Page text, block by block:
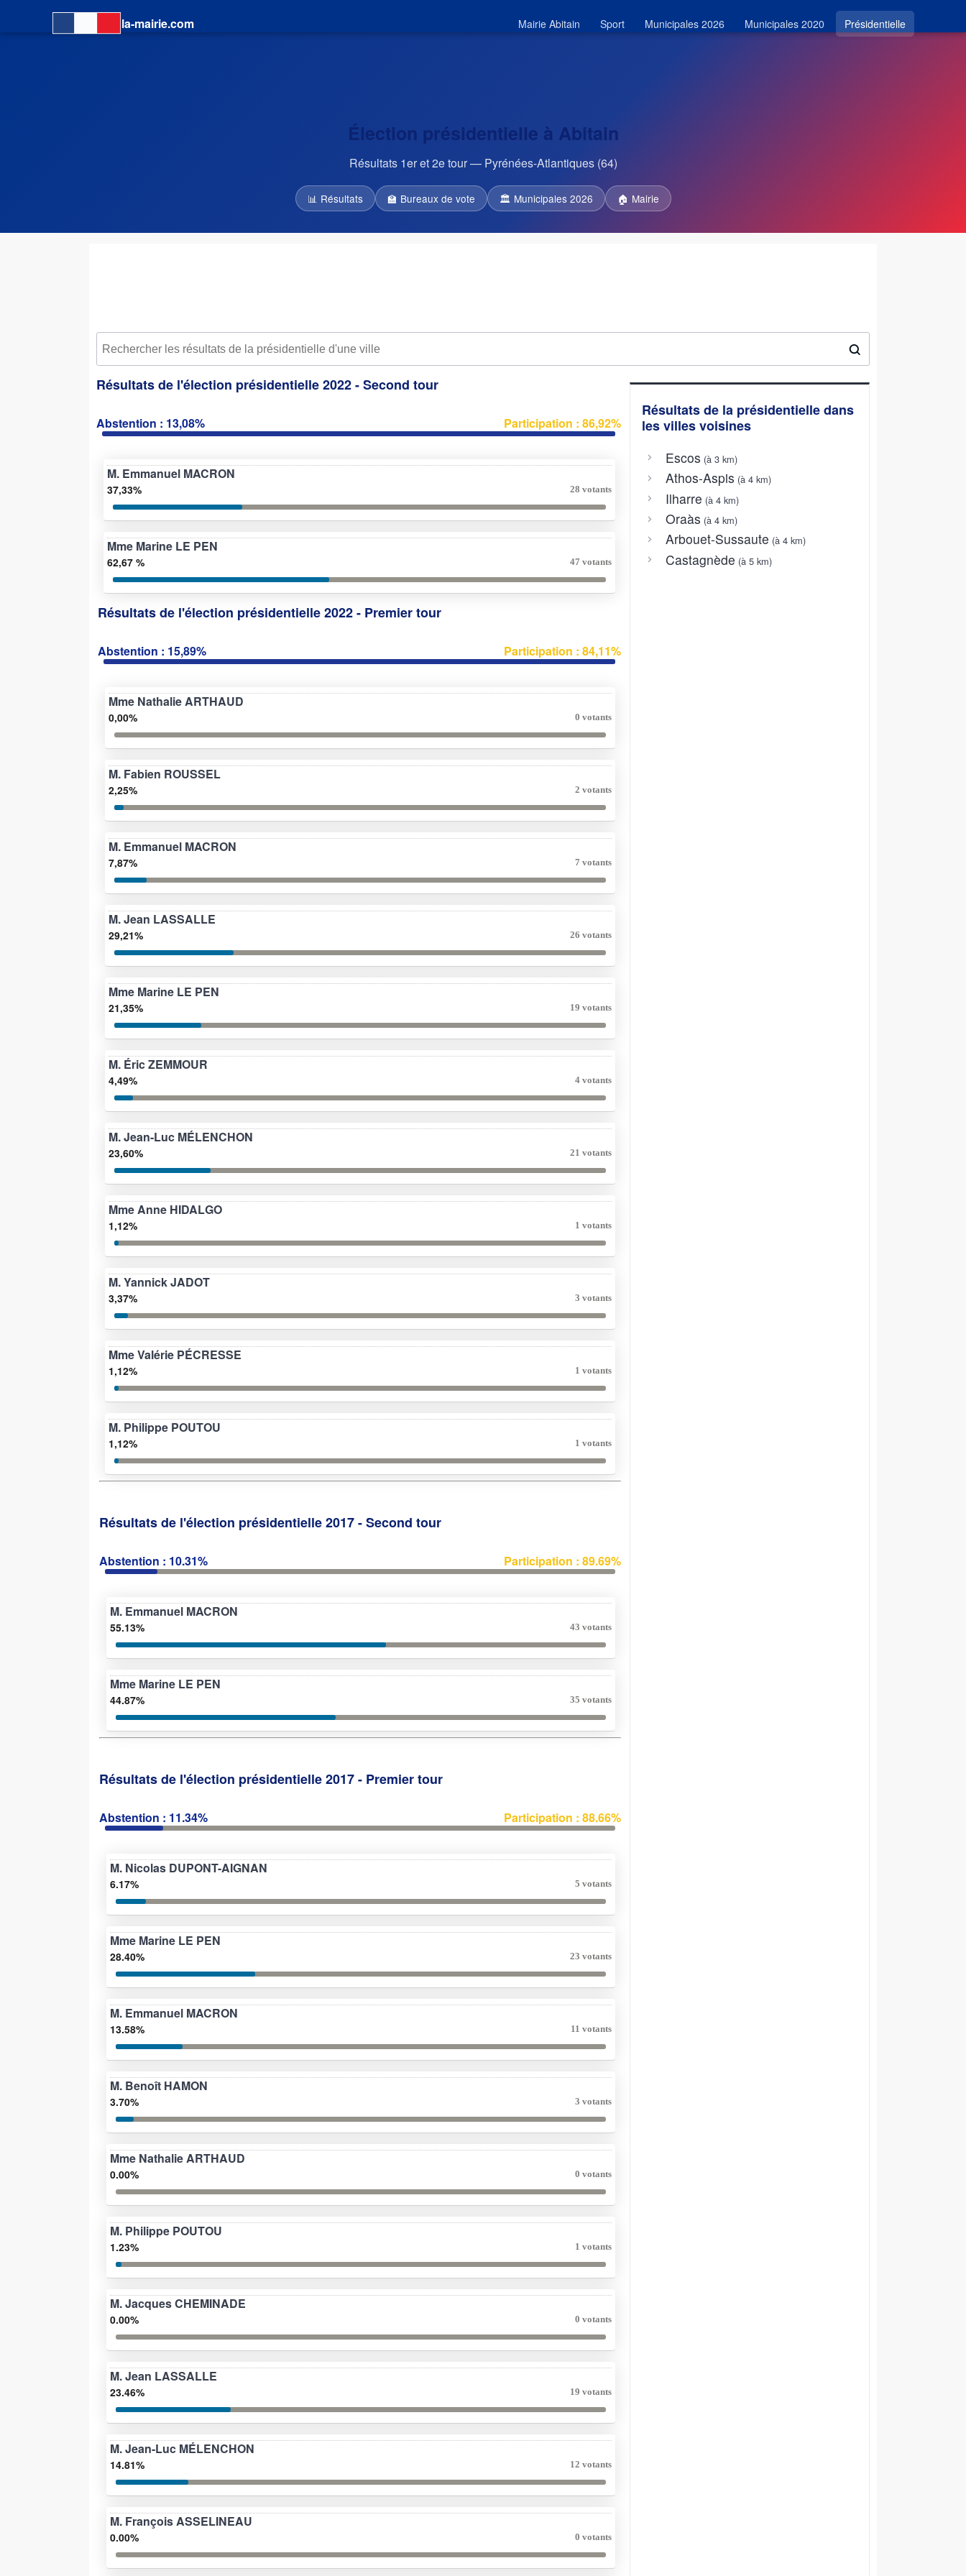
la-mairie.com Mairie Abitain Sport Municipales 2026 Municipales 2020 Présidentielle
Élection présidentielle à Abitain
Résultats 1er et 2e tour — Pyrénées-Atlantiques (64)
📊 Résultats 🏫 Bureaux de vote 🏛 Municipales 2026 🏠 Mairie
Résultats de l'élection présidentielle 2022 - Second tour
Abstention : 13,08% Participation : 86,92%
M. Emmanuel MACRON
37,33% 28 votants
Mme Marine LE PEN
62,67 % 47 votants
Résultats de l'élection présidentielle 2022 - Premier tour
Abstention : 15,89% Participation : 84,11%
Mme Nathalie ARTHAUD
0,00% 0 votants
M. Fabien ROUSSEL
2,25% 2 votants
M. Emmanuel MACRON
7,87% 7 votants
M. Jean LASSALLE
29,21% 26 votants
Mme Marine LE PEN
21,35% 19 votants
M. Éric ZEMMOUR
4,49% 4 votants
M. Jean-Luc MÉLENCHON
23,60% 21 votants
Mme Anne HIDALGO
1,12% 1 votants
M. Yannick JADOT
3,37% 3 votants
Mme Valérie PÉCRESSE
1,12% 1 votants
M. Philippe POUTOU
1,12% 1 votants
Résultats de l'élection présidentielle 2017 - Second tour
Abstention : 10.31% Participation : 89.69%
M. Emmanuel MACRON
55.13% 43 votants
Mme Marine LE PEN
44.87% 35 votants
Résultats de l'élection présidentielle 2017 - Premier tour
Abstention : 11.34% Participation : 88.66%
M. Nicolas DUPONT-AIGNAN
6.17% 5 votants
Mme Marine LE PEN
28.40% 23 votants
M. Emmanuel MACRON
13.58% 11 votants
M. Benoît HAMON
3.70% 3 votants
Mme Nathalie ARTHAUD
0.00% 0 votants
M. Philippe POUTOU
1.23% 1 votants
M. Jacques CHEMINADE
0.00% 0 votants
M. Jean LASSALLE
23.46% 19 votants
M. Jean-Luc MÉLENCHON
14.81% 12 votants
M. François ASSELINEAU
0.00% 0 votants
Résultats de la présidentielle dans
les villes voisines
Escos (à 3 km)
Athos-Aspis (à 4 km)
Ilharre (à 4 km)
Oraàs (à 4 km)
Arbouet-Sussaute (à 4 km)
Castagnède (à 5 km)